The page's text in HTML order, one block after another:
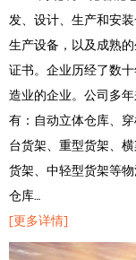
发、设计、生产和安
生产设备，以及成熟
证书。企业历经了数
造业的企业。公司多
有：自动立体仓库、
台货架、重型货架、
货架、中轻型货架等
仓库…
[更多详情]